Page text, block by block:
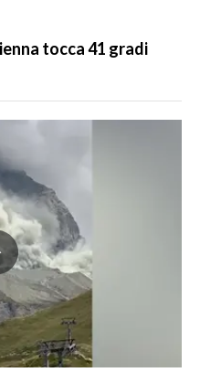
tocca 41 gradi